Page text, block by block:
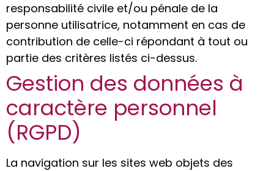
responsabilité civile et/ou pénale de la
personne utilisatrice, notamment en cas de
contribution de celle-ci répondant à tout ou
partie des critères listés ci-dessus.
Gestion des données à
caractère personnel
(RGPD)
La navigation sur les sites web objets des